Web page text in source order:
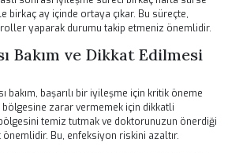
genel anestezi altında
durumuna göre değişiklik gösterebilir.
aşamada, doktorunuzun deneyimi büyük
genellikle birkaç saat gözlem altında
dönebilirler. Ancak, ilk günlerde burun
beklenmesi normaldir. Bu nedenle,